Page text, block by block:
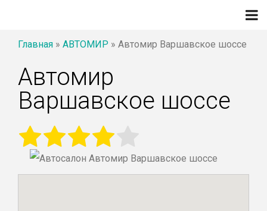
Главная » АВТОМИР » Автомир Варшавское шоссе
Автомир
Варшавское шоссе